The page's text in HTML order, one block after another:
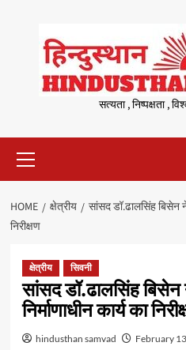
content
सत्यता , निष्पक्षता ,
Menu
HOME क्षेत्रीय
सांसद डॉ.ढालसिंह बिसेन
निरीक्षण
क्षेत्रीय सिवनी
सांसद डॉ.ढालसिंह
निर्माणाधीन कार्य का
hindusthan samvad February